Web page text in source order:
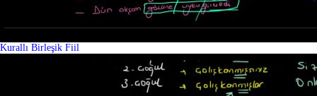
Kurallı Birleşik Fiil